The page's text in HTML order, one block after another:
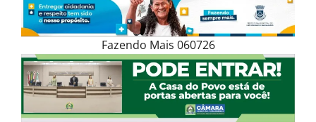
Fazendo Mais 060726